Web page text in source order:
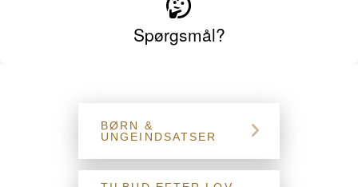
Spørgsmål?
BØRN &
UNGEINDSATSER